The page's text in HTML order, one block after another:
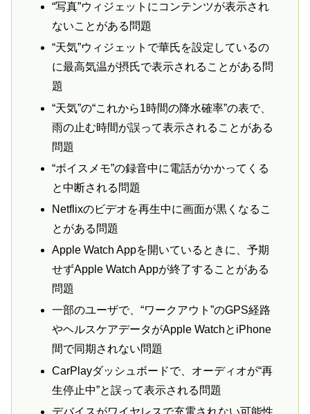
“写真”ウィジェットにコンテンツが表示され
ないことがある問題
“天気”ウィジェットで華氏を設定しているの
に最高気温が摂氏で表示されることがある問
題
“天気”の“これから1時間の降水確率”の表で、
雨の止む時間が誤って表示されることがある
問題
“ボイスメモ”の録音中に電話がかかってくる
と中断される問題
Netflixのビデオを再生中に画面が黒くなるこ
とがある問題
Apple Watch Appを開いているときに、予期
せずApple Watch Appが終了することがある
問題
一部のユーザで、“ワークアウト”のGPS経路
やヘルスケアデータがApple WatchとiPhone
間で同期されない問題
CarPlayダッシュボードで、オーディオが“再
生停止中”と誤って表示される問題
デバイスがワイヤレスで充電されない可能性